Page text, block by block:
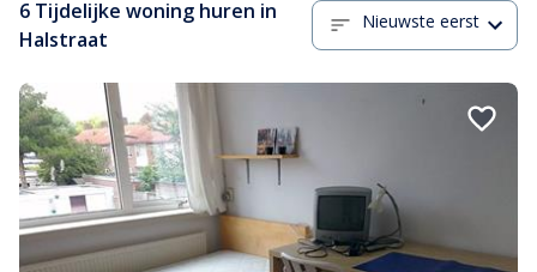
6 Tijdelijke woning huren in
Halstraat
Nieuwste eerst